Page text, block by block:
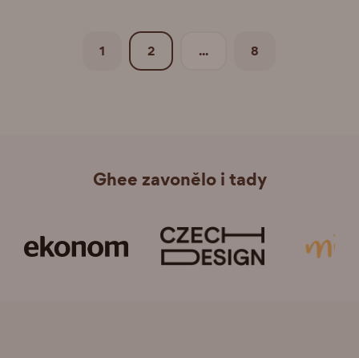
1 2 ... 8
Ghee zavonělo i tady